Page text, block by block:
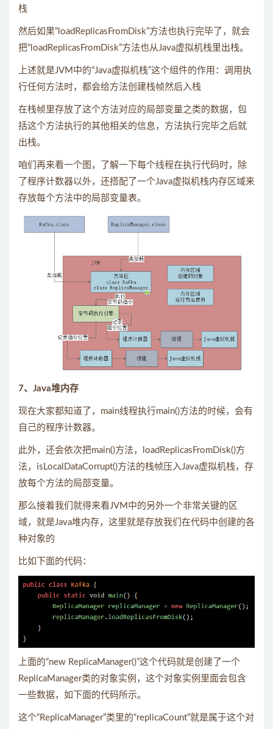
栈
然后如果“loadReplicasFromDisk”方法也执行完毕了，就会
把“loadReplicasFromDisk”方法也从Java虚拟机栈里出栈。
上述就是JVM中的“Java虚拟机栈”这个组件的作用：调用执
行任何方法时，都会给方法创建栈帧然后入栈
在栈帧里存放了这个方法对应的局部变量之类的数据，包
括这个方法执行的其他相关的信息，方法执行完毕之后就
出栈。
咱们再来看一个图，了解一下每个线程在执行代码时，除
了程序计数器以外，还搭配了一个Java虚拟机栈内存区域来
存放每个方法中的局部变量表。
7、Java堆内存
现在大家都知道了，main线程执行main()方法的时候，会有
自己的程序计数器。
此外，还会依次把main()方法，loadReplicasFromDisk()方
法，isLocalDataCorrupt()方法的栈帧压入Java虚拟机栈，存
放每个方法的局部变量。
那么接着我们就得来看JVM中的另外一个非常关键的区
域，就是Java堆内存，这里就是存放我们在代码中创建的各
种对象的
比如下面的代码：
上面的“new ReplicaManager()”这个代码就是创建了一个
ReplicaManager类的对象实例，这个对象实例里面会包含
一些数据，如下面的代码所示。
这个“ReplicaManager”类里的“replicaCount”就是属于这个对